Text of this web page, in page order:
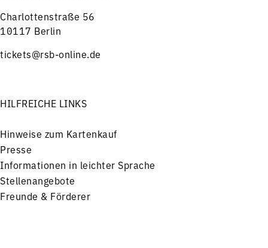
Charlottenstraße 56
10117 Berlin
tickets@rsb-online.de
HILFREICHE LINKS
Hinweise zum Kartenkauf
Presse
Informationen in leichter Sprache
Stellenangebote
Freunde & Förderer